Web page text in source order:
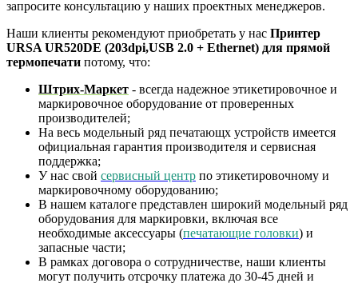
запросите консультацию у наших проектных менеджеров.
Наши клиенты рекомендуют приобретать у нас Принтер
URSA UR520DE (203dpi,USB 2.0 + Ethernet) для прямой
термопечати потому, что:
Штрих-Маркет - всегда надежное этикетировочное и
маркировочное оборудование от проверенных
производителей;
На весь модельный ряд печатающх устройств имеется
официальная гарантия производителя и сервисная
поддержка;
У нас свой сервисный центр по этикетировочному и
маркировочному оборудованию;
В нашем каталоге представлен широкий модельный ряд
оборудования для маркировки, включая все
необходимые аксессуары (печатающие головки) и
запасные части;
В рамках договора о сотрудничестве, наши клиенты
могут получить отсрочку платежа до 30-45 дней и